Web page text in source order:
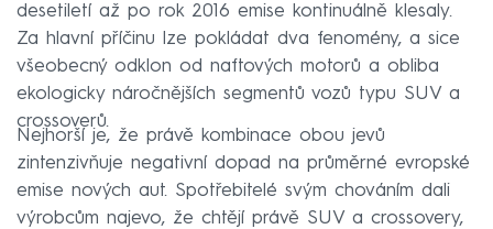
desetiletí až po rok 2016 emise kontinuálně klesaly.
Za hlavní příčinu lze pokládat dva fenomény, a sice
všeobecný odklon od naftových motorů a obliba
ekologicky náročnějších segmentů vozů typu SUV a
crossoverů.
Nejhorší je, že právě kombinace obou jevů
zintenzivňuje negativní dopad na průměrné evropské
emise nových aut. Spotřebitelé svým chováním dali
výrobcům najevo, že chtějí právě SUV a crossovery,